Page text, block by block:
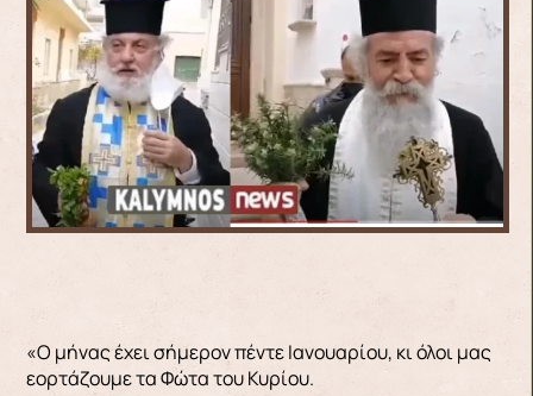
«Ο μήνας έχει σήμερον πέντε Ιανουαρίου, κι όλοι μας
εορτάζουμε τα Φώτα του Κυρίου.